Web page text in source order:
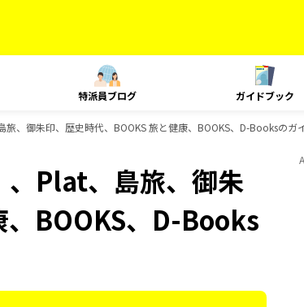
特派員ブログ ガイドブック
、御朱印、歴史時代、BOOKS 旅と健康、BOOKS、D-Booksのガ
、Plat、島旅、御朱
、BOOKS、D-Books